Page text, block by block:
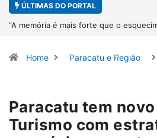
ÚLTIMAS DO PORTAL
4º Fliparacatu tem inscrições abertas
Home Paracatu e Região
Paracatu tem
Turismo com